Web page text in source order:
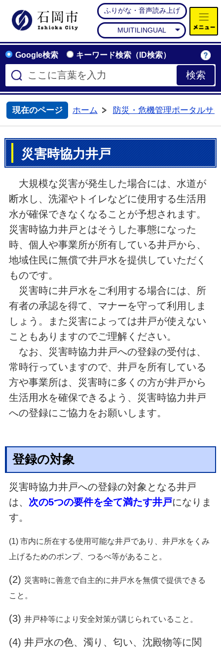
石岡市公式ホームページ
ふりがな・音声読み上げ
MUITILINGUAL
Google検索 キーワード検索（ID検索）
現在のページ
ホーム
防災・危機管理ポータルサ
災害時協力井戸
大規模な災害が発生した場合には、水道が
断水し、洗濯やトイレなどに使用する生活用
水が確保できなくなることが予想されます。
災害時協力井戸とはそうした事態になった
時、個人や事業所が所有している井戸から、
地域住民に無償で井戸水を提供していただく
ものです。
災害時に井戸水をご利用する場合には、所
有者の承認を得て、マナーを守って利用しま
しょう。また災害によっては井戸が使えない
こともありますのでご理解ください。
なお、災害時協力井戸への登録の受付は、
常時行っていますので、井戸を所有している
方や事業所は、災害時に多くの方が井戸から
生活用水を確保できるよう、災害時協力井戸
への登録にご協力をお願いします。
登録の対象
災害時協力井戸への登録の対象となる井戸
は、 次の5つの要件を全て満たす井戸になりま
す。
(1) 市内に所在する使用可能な井戸であり、井戸水をくみ
上げるためのポンプ、つるべ等があること。
(2) 災害時に善意で自主的に井戸水を無償で提供できる
こと。
(3) 井戸枠等により安全対策が講じられていること。
(4) 井戸水の色、濁り、匂い、沈殿物等に関